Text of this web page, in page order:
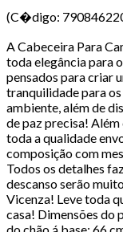
(C�digo:
A Cabeceira Para
toda elegância para
pensados para criar
tranquilidade para
ambiente, além de
de paz precisa!
toda a qualidade
composição com
Todos os detalhes
descanso serão
Vicenza! Leve toda
casa! Dimensões do